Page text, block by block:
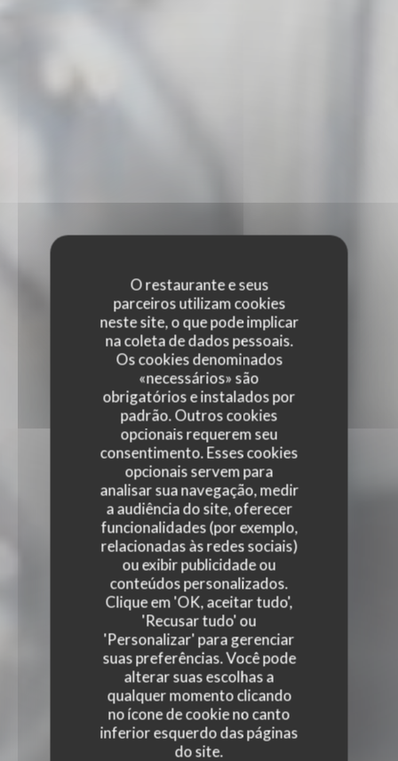
O restaurante e seus
parceiros utilizam cookies
neste site, o que pode implicar
na coleta de dados pessoais.
Os cookies denominados
«necessários» são
obrigatórios e instalados por
padrão. Outros cookies
opcionais requerem seu
consentimento. Esses cookies
opcionais servem para
analisar sua navegação, medir
a audiência do site, oferecer
funcionalidades (por exemplo,
relacionadas às redes sociais)
ou exibir publicidade ou
conteúdos personalizados.
Clique em 'OK, aceitar tudo',
'Recusar tudo' ou
'Personalizar' para gerenciar
suas preferências. Você pode
alterar suas escolhas a
qualquer momento clicando
no ícone de cookie no canto
inferior esquerdo das páginas
do site.